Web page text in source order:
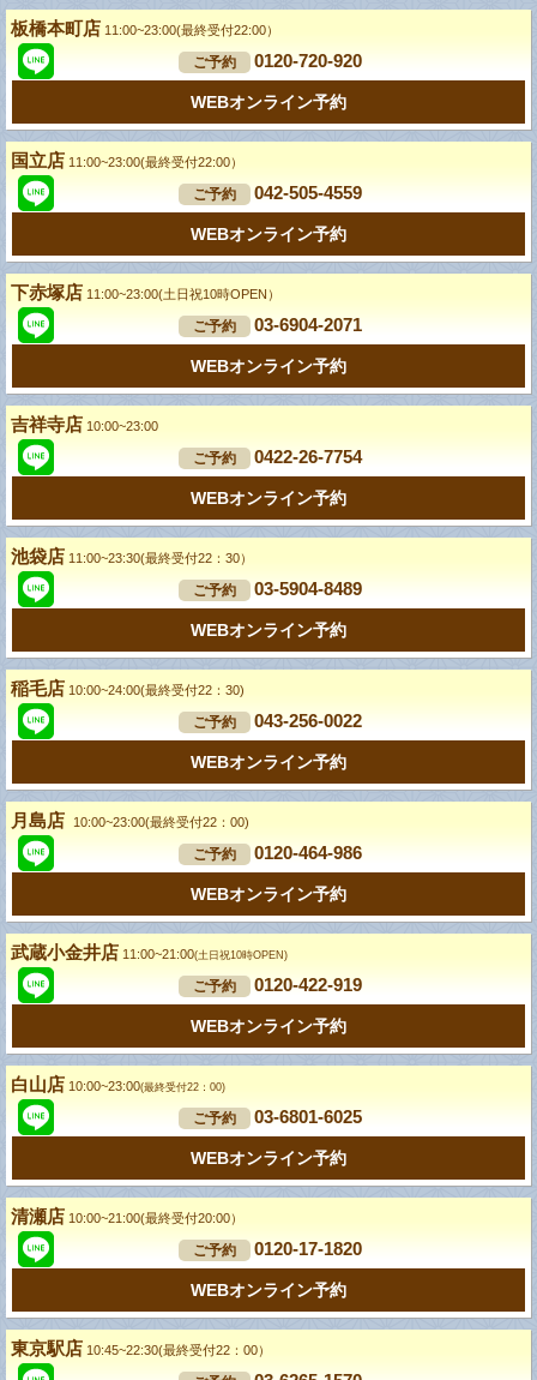
板橋本町店 11:00~23:00(最終受付22:00）
ご予約 0120-720-920
WEBオンライン予約
国立店 11:00~23:00(最終受付22:00）
ご予約 042-505-4559
WEBオンライン予約
下赤塚店 11:00~23:00(土日祝10時OPEN）
ご予約 03-6904-2071
WEBオンライン予約
吉祥寺店 10:00~23:00
ご予約 0422-26-7754
WEBオンライン予約
池袋店 11:00~23:30(最終受付22：30）
ご予約 03-5904-8489
WEBオンライン予約
稲毛店 10:00~24:00(最終受付22：30)
ご予約 043-256-0022
WEBオンライン予約
月島店 10:00~23:00(最終受付22：00)
ご予約 0120-464-986
WEBオンライン予約
武蔵小金井店 11:00~21:00(土日祝10時OPEN)
ご予約 0120-422-919
WEBオンライン予約
白山店 10:00~23:00(最終受付22：00)
ご予約 03-6801-6025
WEBオンライン予約
清瀬店 10:00~21:00(最終受付20:00）
ご予約 0120-17-1820
WEBオンライン予約
東京駅店 10:45~22:30(最終受付22：00）